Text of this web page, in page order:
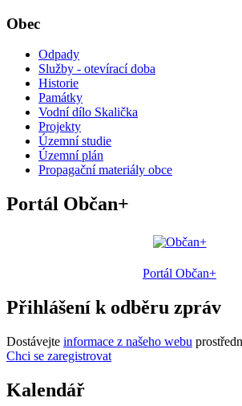
Obec
Odpady
Služby - otevírací doba
Historie
Památky
Vodní dílo Skalička
Projekty
Územní studie
Územní plán
Propagační materiály obce
Portál Občan+
Portál Občan+
Přihlášení k odběru zpráv
Dostávejte informace z našeho webu
Chci se zaregistrovat
Kalendář